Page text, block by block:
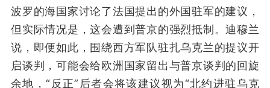
波罗的海国家讨论了法国提出的外国驻军的建议，
但实际情况是，这会遭到普京的强烈抵制。迪穆兰
说，即便如此，围绕西方军队驻扎乌克兰的提议开
启谈判，可能会给欧洲国家留出与普京谈判的回旋
余地，“反正”后者会将该建议视为“北约进驻乌克